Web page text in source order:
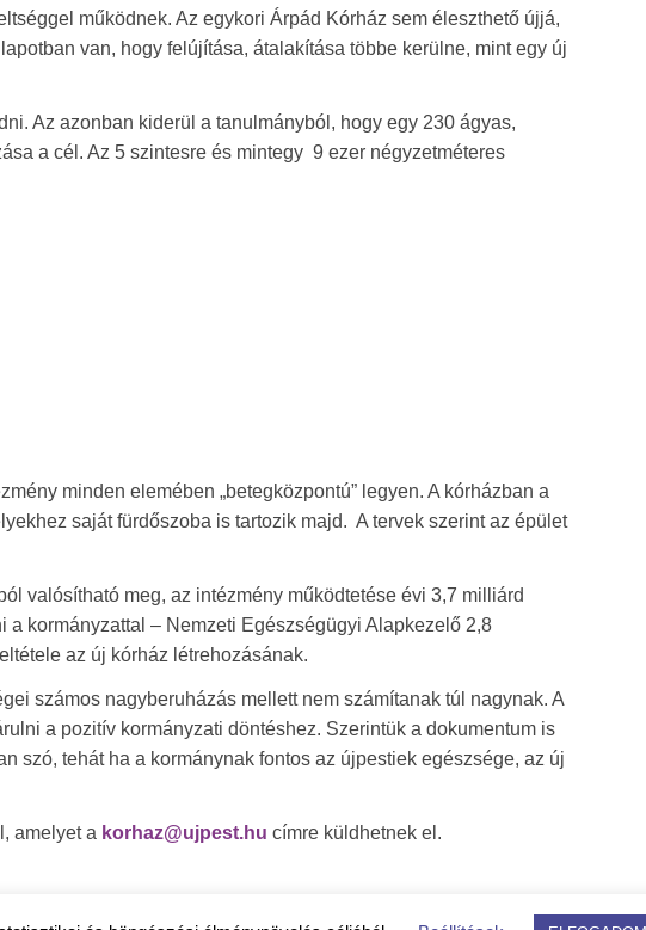
működnek. Az egykori Árpád Kórház sem éleszthető újjá,
van, hogy felújítása, átalakítása többe kerülne, mint egy új
Az azonban kiderül a tanulmányból, hogy egy 230 ágyas,
a cél. Az 5 szintesre és mintegy 9 ezer négyzetméteres
minden elemében „betegközpontú” legyen. A kórházban a
saját fürdőszoba is tartozik majd. A tervek szerint az épület
valósítható meg, az intézmény működtetése évi 3,7 milliárd
kormányzattal – Nemzeti Egészségügyi Alapkezelő 2,8
az új kórház létrehozásának.
számos nagyberuházás mellett nem számítanak túl nagynak. A
a pozitív kormányzati döntéshez. Szerintük a dokumentum is
szó, tehát ha a kormánynak fontos az újpestiek egészsége, az új
amelyet a korhaz@ujpest.hu címre küldhetnek el.